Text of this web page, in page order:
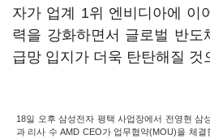
자가 업계 1위 엔비디아에 이
력을 강화하면서 글로벌 반
급망 입지가 더욱 탄탄해질 것
18일 오후 삼성전자 평택 사업장에서 전영현 삼
과 리사 수 AMD CEO가 업무협약(MOU)을 체